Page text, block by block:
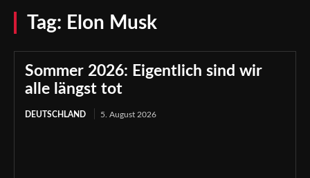
Tag: Elon Musk
Sommer 2026: Eigentlich sind wir
alle längst tot
DEUTSCHLAND 5. August 2026